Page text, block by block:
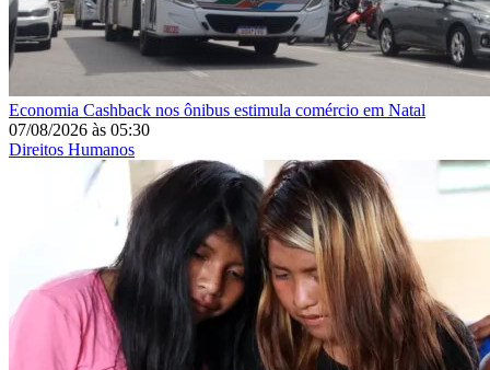
Economia Cashback nos ônibus estimula comércio em Natal
07/08/2026 às 05:30
Direitos Humanos